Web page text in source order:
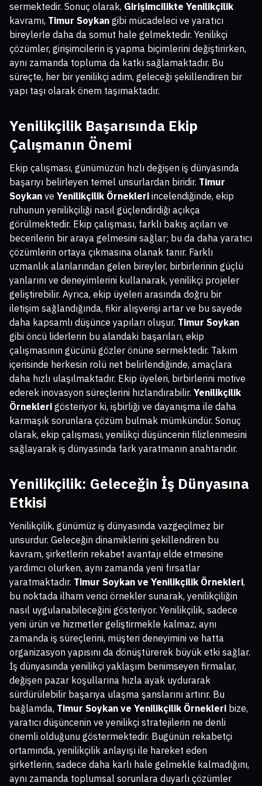
sermektedir. Sonuç olarak, Girişimcilikte Yenilikçilik
kavramı, Timur Soykan gibi mücadeleci ve yaratıcı
bireylerle daha da somut hale gelmektedir. Yenilikçi
çözümler, girişimcilerin iş yapma biçimlerini değiştirirken,
aynı zamanda topluma da katkı sağlamaktadır. Bu
süreçte, her bir yenilikçi adım, geleceği şekillendiren bir
yapı taşı olarak önem taşımaktadır.
Yenilikçilik Başarısında Ekip
Çalışmanın Önemi
Ekip çalışması, günümüzün hızlı değişen iş dünyasında
başarıyı belirleyen temel unsurlardan biridir. Timur
Soykan ve Yenilikçilik Örnekleri incelendiğinde, ekip
ruhunun yenilikçiliği nasıl güçlendirdiği açıkça
görülmektedir. Ekip çalışması, farklı bakış açıları ve
becerilerin bir araya gelmesini sağlar; bu da daha yaratıcı
çözümlerin ortaya çıkmasına olanak tanır. Farklı
uzmanlık alanlarından gelen bireyler, birbirlerinin güçlü
yanlarını ve deneyimlerini kullanarak, yenilikçi projeler
geliştirebilir. Ayrıca, ekip üyeleri arasında doğru bir
iletişim sağlandığında, fikir alışverişi artar ve bu sayede
daha kapsamlı düşünce yapıları oluşur. Timur Soykan
gibi öncü liderlerin bu alandaki başarıları, ekip
çalışmasının gücünü gözler önüne sermektedir. Takım
içerisinde herkesin rolü net belirlendiğinde, amaçlara
daha hızlı ulaşılmaktadır. Ekip üyeleri, birbirlerini motive
ederek inovasyon süreçlerini hızlandırabilir. Yenilikçilik
Örnekleri gösteriyor ki, işbirliği ve dayanışma ile daha
karmaşık sorunlara çözüm bulmak mümkündür. Sonuç
olarak, ekip çalışması, yenilikçi düşüncenin filizlenmesini
sağlayarak iş dünyasında fark yaratmanın anahtarıdır.
Yenilikçilik: Geleceğin İş Dünyasına
Etkisi
Yenilikçilik, günümüz iş dünyasında vazgeçilmez bir
unsurdur. Geleceğin dinamiklerini şekillendiren bu
kavram, şirketlerin rekabet avantajı elde etmesine
yardımcı olurken, aynı zamanda yeni fırsatlar
yaratmaktadır. Timur Soykan ve Yenilikçilik Örnekleri,
bu noktada ilham verici örnekler sunarak, yenilikçiliğin
nasıl uygulanabileceğini gösteriyor. Yenilikçilik, sadece
yeni ürün ve hizmetler geliştirmekle kalmaz, aynı
zamanda iş süreçlerini, müşteri deneyimini ve hatta
organizasyon yapısını da dönüştürerek büyük etki sağlar.
İş dünyasında yenilikçi yaklaşım benimseyen firmalar,
değişen pazar koşullarına hızla ayak uydurarak
sürdürülebilir başarıya ulaşma şanslarını artırır. Bu
bağlamda, Timur Soykan ve Yenilikçilik Örnekleri bize,
yaratıcı düşüncenin ve yenilikçi stratejilerin ne denli
önemli olduğunu göstermektedir. Bugünün rekabetçi
ortamında, yenilikçilik anlayışı ile hareket eden
şirketlerin, sadece daha karlı hale gelmekle kalmadığını,
aynı zamanda toplumsal sorunlara duyarlı çözümler